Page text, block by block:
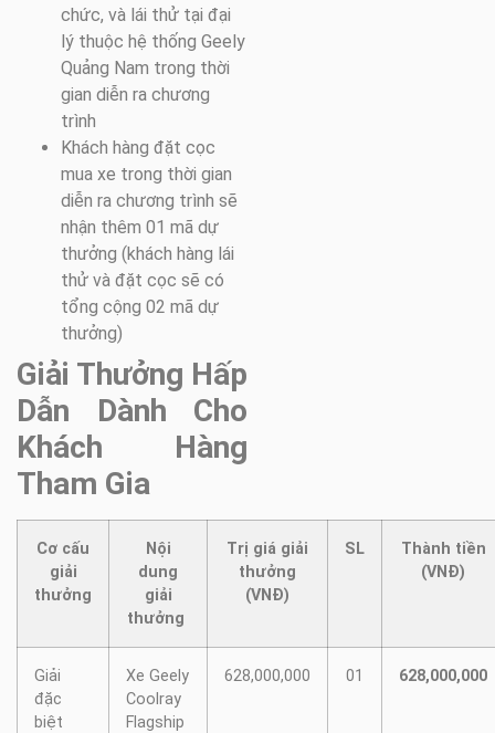
chức, và lái thử tại đại
lý thuộc hệ thống Geely
Quảng Nam trong thời
gian diễn ra chương
trình
Khách hàng đặt cọc
mua xe trong thời gian
diễn ra chương trình sẽ
nhận thêm 01 mã dự
thưởng (khách hàng lái
thử và đặt cọc sẽ có
tổng cộng 02 mã dự
thưởng)
Giải Thưởng Hấp
Dẫn Dành Cho
Khách Hàng
Tham Gia
Cơ cấu
giải
thưởng
Nội
dung
giải
thưởng
Trị giá giải
thưởng
(VNĐ)
SL
Thành tiền
(VNĐ)
Giải
đặc
biệt
Xe Geely
Coolray
Flagship
628,000,000 01 628,000,000